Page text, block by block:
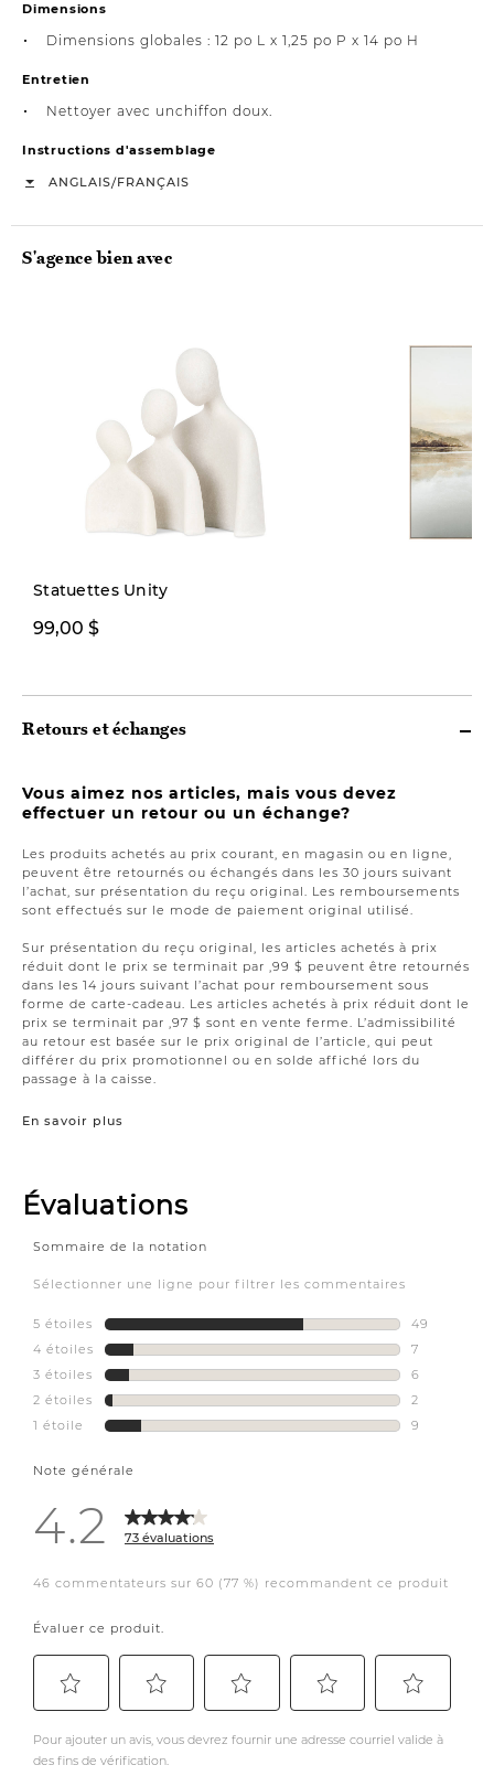
Dimensions
Dimensions globales : 12 po L x 1,25 po P x 14 po H
Entretien
Nettoyer avec unchiffon doux.
Instructions d'assemblage
ANGLAIS/FRANÇAIS
S'agence bien avec
Statuettes Unity
99,00 $
Retours et échanges
Vous aimez nos articles, mais vous devez
effectuer un retour ou un échange?
Les produits achetés au prix courant, en magasin ou en ligne,
peuvent être retournés ou échangés dans les 30 jours suivant
l’achat, sur présentation du reçu original. Les remboursements
sont effectués sur le mode de paiement original utilisé.
Sur présentation du reçu original, les articles achetés à prix
réduit dont le prix se terminait par ,99 $ peuvent être retournés
dans les 14 jours suivant l’achat pour remboursement sous
forme de carte-cadeau. Les articles achetés à prix réduit dont le
prix se terminait par ,97 $ sont en vente ferme. L’admissibilité
au retour est basée sur le prix original de l’article, qui peut
différer du prix promotionnel ou en solde affiché lors du
passage à la caisse.
En savoir plus